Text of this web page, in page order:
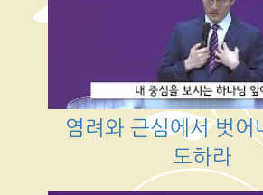
염려와 근심에서 벗어
도하라